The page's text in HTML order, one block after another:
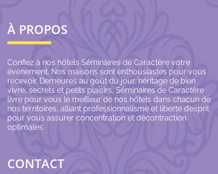
À PROPOS
Confiez à nos hôtels Séminaires de Caractère votre
événement. Nos maisons sont enthousiastes pour vous
recevoir. Demeures au goût du jour, héritage de bien
vivre, secrets et petits plaisirs, Séminaires de Caractère
livre pour vous le meilleur de nos hôtels dans chacun de
nos territoires, alliant professionnalisme et liberté d’esprit
pour vous assurer concentration et décontraction
optimales.
CONTACT